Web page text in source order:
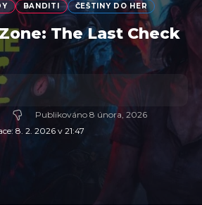
BANDITI ČEŠTINY DO HER
The Last Check
8. 2. 2026 v 21:47
Publikováno 8 února, 2026